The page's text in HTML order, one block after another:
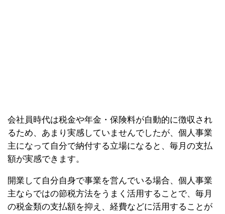
会社員時代は税金や年金・保険料が自動的に徴収され
るため、あまり実感していませんでしたが、個人事業
主になって自分で納付する立場になると、毎月の支払
額が実感できます。
開業して自分自身で事業を営んでいる場合、個人事業
主ならではの節税方法をうまく活用することで、毎月
の税金類の支払額を抑え、経費などに活用することが